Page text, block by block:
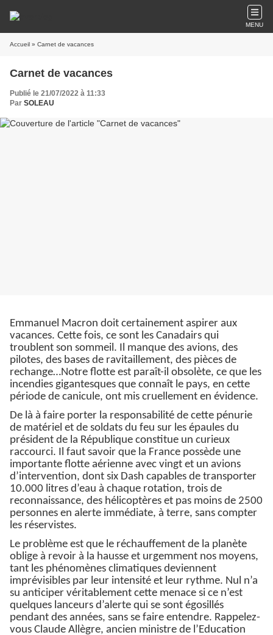
MENU
Accueil » Carnet de vacances
Carnet de vacances
Publié le 21/07/2022 à 11:33
Par SOLEAU
Emmanuel Macron doit certainement aspirer aux
vacances. Cette fois, ce sont les Canadairs qui
troublent son sommeil. Il manque des avions, des
pilotes, des bases de ravitaillement, des pièces de
rechange…Notre flotte est paraît-il obsolète, ce que les
incendies gigantesques que connaît le pays, en cette
période de canicule, ont mis cruellement en évidence.
De là à faire porter la responsabilité de cette pénurie
de matériel et de soldats du feu sur les épaules du
président de la République constitue un curieux
raccourci. Il faut savoir que la France possède une
importante flotte aérienne avec vingt et un avions
d’intervention, dont six Dash capables de transporter
10.000 litres d’eau à chaque rotation, trois de
reconnaissance, des hélicoptères et pas moins de 2500
personnes en alerte immédiate, à terre, sans compter
les réservistes.
Le problème est que le réchauffement de la planète
oblige à revoir à la hausse et urgemment nos moyens,
tant les phénomènes climatiques deviennent
imprévisibles par leur intensité et leur rythme. Nul n’a
su anticiper véritablement cette menace si ce n’est
quelques lanceurs d’alerte qui se sont égosillés
pendant des années, sans se faire entendre. Rappelez-
vous Claude Allègre, ancien ministre de l’Education